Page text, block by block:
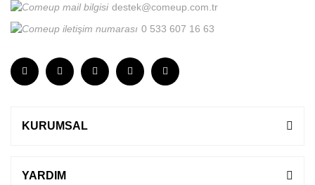
destek@comeup.com.tr
0 533 607 16 63
KURUMSAL
YARDIM